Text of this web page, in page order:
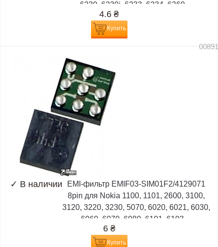
6230, 6230i, 6233, 6234, 6260,...
4.6 ₴
Купить
✓ В наличии
EMI-фильтр EMIF03-SIM01F2/4129071
8pin для Nokia 1100, 1101, 2600, 3100,
3120, 3220, 3230, 5070, 6020, 6021, 6030,
6060, 6070, 6080, 6101, 6103,...
6 ₴
Купить